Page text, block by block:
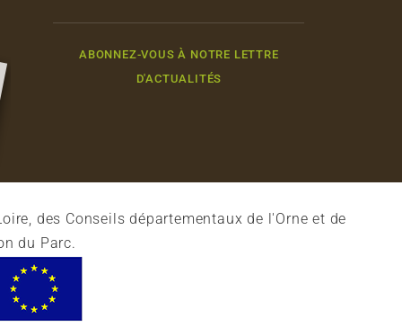
ABONNEZ-VOUS À NOTRE LETTRE
D'ACTUALITÉS
des Conseils départementaux de l'Orne et de
du Parc.